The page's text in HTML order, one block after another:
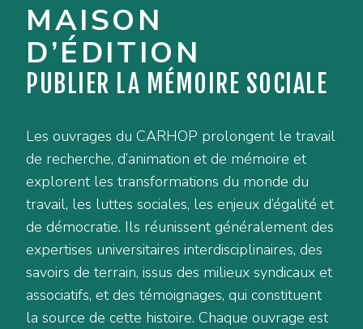
MAISON
D’ÉDITION
PUBLIER LA MÉMOIRE SOCIALE
Les ouvrages du CARHOP prolongent le travail
de recherche, d’animation et de mémoire et
explorent les transformations du monde du
travail, les luttes sociales, les enjeux d’égalité et
de démocratie. Ils réunissent généralement des
expertises universitaires interdisciplinaires, des
savoirs de terrain, issus des milieux syndicaux et
associatifs, et des témoignages, qui constituent
la source de cette histoire. Chaque ouvrage est